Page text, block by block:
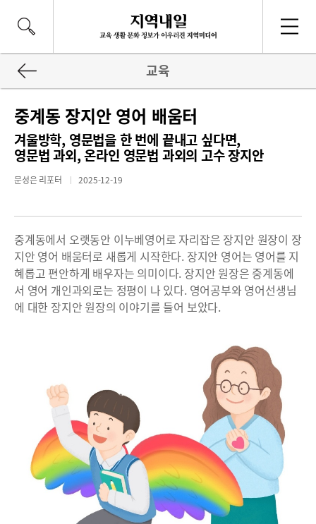
교육
중계동 장지안 영어 배움터
겨울방학, 영문법을 한 번에 끝내고 싶다면,
영문법 과외, 온라인 영문법 과외의 고수 장지안
문성은 리포터 2025-12-19
중계동에서 오랫동안 이누베영어로 자리잡은 장지안 원장이 장
지안 영어 배움터로 새롭게 시작한다. 장지안 영어는 영어를 지
혜롭고 편안하게 배우자는 의미이다. 장지안 원장은 중계동에
서 영어 개인과외로는 정평이 나 있다. 영어공부와 영어선생님
에 대한 장지안 원장의 이야기를 들어 보았다.